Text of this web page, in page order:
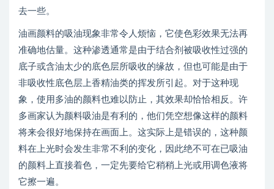
去一些。
油画颜料的吸油现象非常令人烦恼，它使色彩效果无法再
准确地估量。这种渗透通常是由于结合剂被吸收性过强的
底子或含油太少的底色层所吸收的缘故，但也可能是由于
非吸收性底色层上香精油类的挥发所引起。对于这种现
象，使用多油的颜料也难以防止，其效果却恰恰相反。许
多画家认为颜料吸油是有利的，他们凭空想像这样的颜料
将来会很好地保持在画面上。这实际上是错误的，这种颜
料在上光时会发生非常不利的变化，因此绝不可在已吸油
的颜料上直接着色，一定先要给它稍稍上光或用调色液将
它擦一遍。